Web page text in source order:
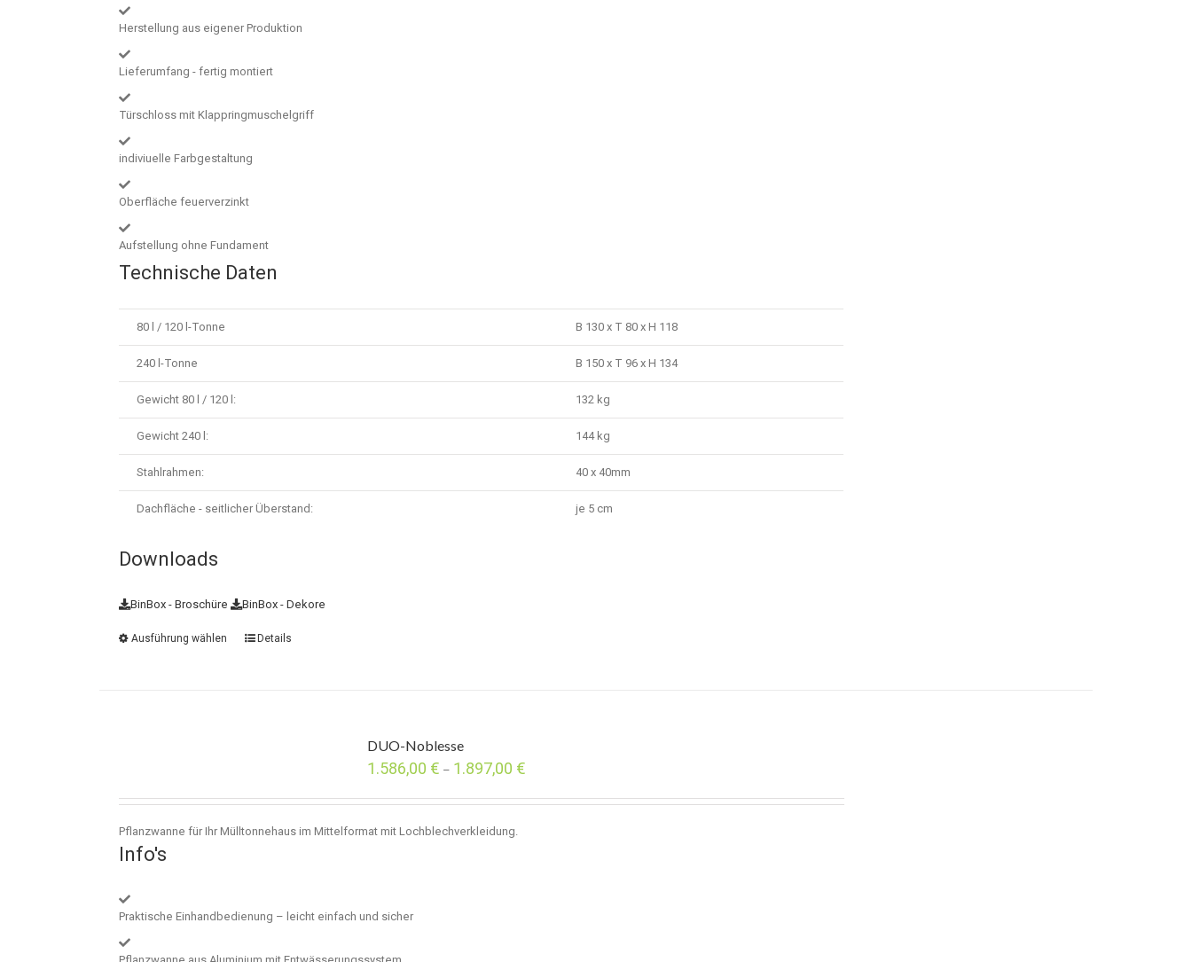
Herstellung aus eigener Produktion
Lieferumfang - fertig montiert
Türschloss mit Klappringmuschelgriff
indiviuelle Farbgestaltung
Oberfläche feuerverzinkt
Aufstellung ohne Fundament
Technische Daten
80 l / 120 l-Tonne B 130 x T 80 x H 118
240 l-Tonne B 150 x T 96 x H 134
Gewicht 80 l / 120 l: 132 kg
Gewicht 240 l: 144 kg
Stahlrahmen: 40 x 40mm
Dachfläche - seitlicher Überstand: je 5 cm
Downloads
BinBox - Broschüre BinBox - Dekore
Ausführung wählen Details
DUO-Noblesse
1.586,00 € – 1.897,00 €
Pflanzwanne für Ihr Mülltonnehaus im Mittelformat mit Lochblechverkleidung.
Info's
Praktische Einhandbedienung – leicht einfach und sicher